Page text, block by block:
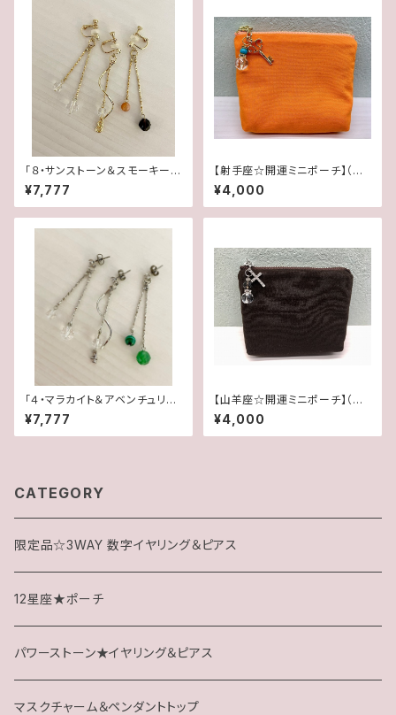
「８・サンストーン＆スモーキーク
ォーツ・水晶」【3WAY 数字イヤ
リング＆ピアス】
¥7,777
【射手座☆開運ミニポーチ】（パ
ワーストーンブレス専用にも最
適）
¥4,000
「４・マラカイト＆アベンチュリ
ン・水晶」【3WAY 数字イヤリン
グ＆ピアス】
¥7,777
【山羊座☆開運ミニポーチ】（パ
ワーストーンブレス専用にも最
適）
¥4,000
CATEGORY
限定品☆3WAY 数字イヤリング＆ピアス
12星座★ポーチ
パワーストーン★イヤリング＆ピアス
マスクチャーム＆ペンダントトップ